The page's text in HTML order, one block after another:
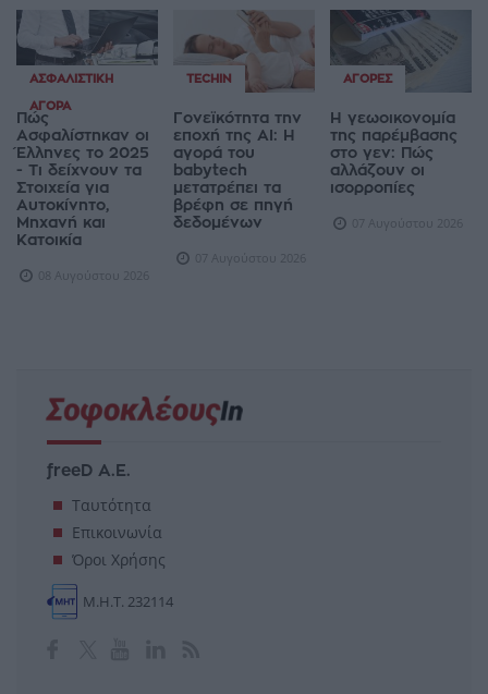
ΑΣΦΑΛΙΣΤΙΚΉ
ΑΓΟΡΆ
Πώς
Ασφαλίστηκαν οι
Έλληνες το 2025
- Τι δείχνουν τα
Στοιχεία για
Αυτοκίνητο,
Μηχανή και
Κατοικία
08 Αυγούστου 2026
TECHIN
Γονεϊκότητα την
εποχή της AI: Η
αγορά του
babytech
μετατρέπει τα
βρέφη σε πηγή
δεδομένων
07 Αυγούστου 2026
ΑΓΟΡΈΣ
Η γεωοικονομία
της παρέμβασης
στο γεν: Πώς
αλλάζουν οι
ισορροπίες
07 Αυγούστου 2026
freeD Α.Ε.
Ταυτότητα
Επικοινωνία
Όροι Χρήσης
Μ.Η.Τ. 232114